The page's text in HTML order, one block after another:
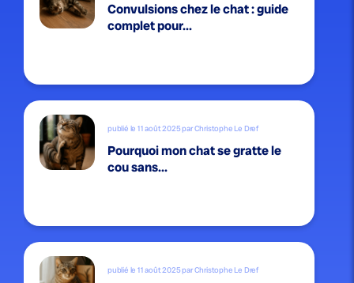
Convulsions chez le chat : guide
complet pour...
publié le 11 août 2025 par Christophe Le Dref
Pourquoi mon chat se gratte le
cou sans...
publié le 11 août 2025 par Christophe Le Dref